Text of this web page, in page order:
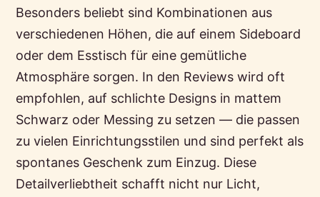
Besonders beliebt sind Kombinationen aus
verschiedenen Höhen, die auf einem Sideboard
oder dem Esstisch für eine gemütliche
Atmosphäre sorgen. In den Reviews wird oft
empfohlen, auf schlichte Designs in mattem
Schwarz oder Messing zu setzen — die passen
zu vielen Einrichtungsstilen und sind perfekt als
spontanes Geschenk zum Einzug. Diese
Detailverliebtheit schafft nicht nur Licht,